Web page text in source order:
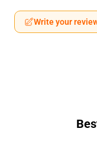
Write your